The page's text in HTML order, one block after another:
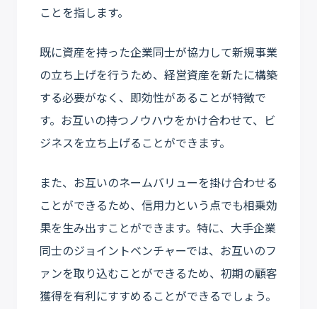
ことを指します。
既に資産を持った企業同士が協力して新規事業
の立ち上げを行うため、経営資産を新たに構築
する必要がなく、即効性があることが特徴で
す。お互いの持つノウハウをかけ合わせて、ビ
ジネスを立ち上げることができます。
また、お互いのネームバリューを掛け合わせる
ことができるため、信用力という点でも相乗効
果を生み出すことができます。特に、大手企業
同士のジョイントベンチャーでは、お互いのフ
ァンを取り込むことができるため、初期の顧客
獲得を有利にすすめることができるでしょう。